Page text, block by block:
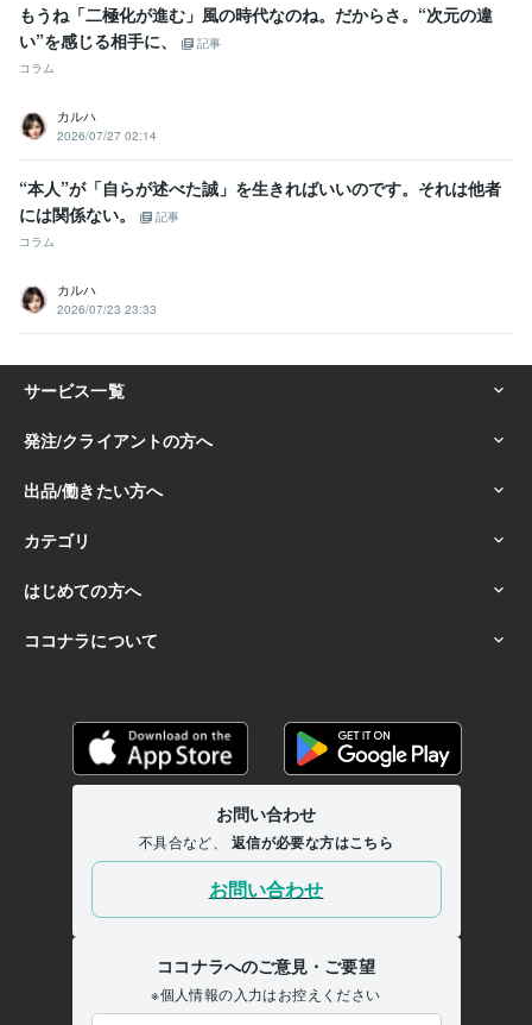
もうね「二極化が進む」風の時代なのね。だからさ。“次元の違
い”を感じる相手に、
記事
コラム
カルハ
2026/07/27 02:14
“本人”が「自らが述べた誠」を生きればいいのです。それは他者
には関係ない。
記事
コラム
カルハ
2026/07/23 23:33